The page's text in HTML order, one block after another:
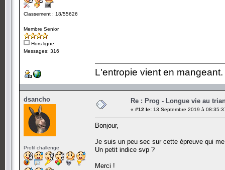
Classement : 18/55626
Membre Senior
Hors ligne
Messages: 316
L'entropie vient en mangeant.
dsancho
Profil challenge
Re : Prog - Longue vie au
« #12 le: 13 Septembre 2019 à
Bonjour,
Je suis un peu sec sur cette épreuve qui
Un petit indice svp ?
Merci !